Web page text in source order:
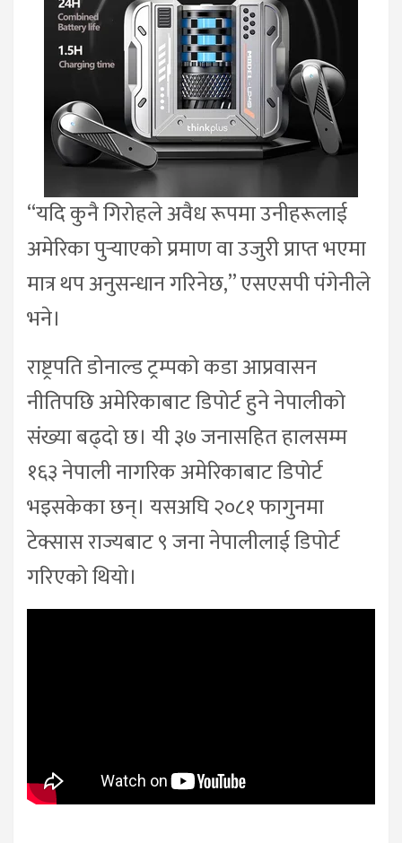
“यदि कुनै गिरोहले अवैध रूपमा उनीहरूलाई
अमेरिका पुर्‍याएको प्रमाण वा उजुरी प्राप्त भएमा
मात्र थप अनुसन्धान गरिनेछ,” एसएसपी पंगेनीले
भने।
राष्ट्रपति डोनाल्ड ट्रम्पको कडा आप्रवासन
नीतिपछि अमेरिकाबाट डिपोर्ट हुने नेपालीको
संख्या बढ्दो छ। यी ३७ जनासहित हालसम्म
१६३ नेपाली नागरिक अमेरिकाबाट डिपोर्ट
भइसकेका छन्। यसअघि २०८१ फागुनमा
टेक्सास राज्यबाट ९ जना नेपालीलाई डिपोर्ट
गरिएको थियो।